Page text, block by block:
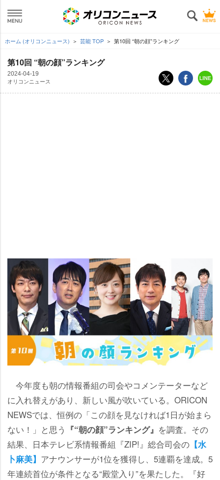
ホーム (オリコンニュース) 芸能 TOP 第10回 “朝の顔”ランキング
第10回 “朝の顔”ランキング
2024-04-19
オリコンニュース
今年度も朝の情報番組の司会やコメンテーターなど
に入れ替えがあり、新しい風が吹いている。ORICON
NEWSでは、恒例の「この顔を見なければ1日が始まら
ない！」と思う 『“朝の顔”ランキング』 を調査。その
結果、日本テレビ系情報番組『ZIP!』総合司会の 【水
卜麻美】 アナウンサーが1位を獲得し、5連覇を達成。5
年連続首位が条件となる“殿堂入り”を果たした。『好